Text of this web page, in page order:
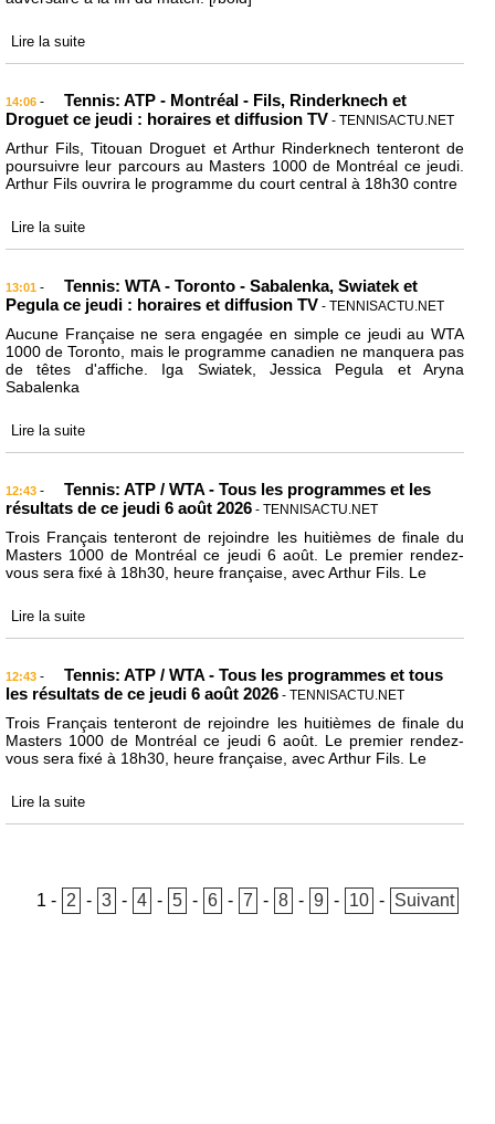
Lire la suite
14:06 -
Tennis: ATP - Montréal - Fils, Rinderknech et
Droguet ce jeudi : horaires et diffusion TV - TENNISACTU.NET
Arthur Fils, Titouan Droguet et Arthur Rinderknech tenteront de
poursuivre leur parcours au Masters 1000 de Montréal ce jeudi.
Arthur Fils ouvrira le programme du court central à 18h30 contre
Lire la suite
13:01 -
Tennis: WTA - Toronto - Sabalenka, Swiatek et
Pegula ce jeudi : horaires et diffusion TV - TENNISACTU.NET
Aucune Française ne sera engagée en simple ce jeudi au WTA
1000 de Toronto, mais le programme canadien ne manquera pas
de têtes d'affiche. Iga Swiatek, Jessica Pegula et Aryna
Sabalenka
Lire la suite
12:43 -
Tennis: ATP / WTA - Tous les programmes et les
résultats de ce jeudi 6 août 2026 - TENNISACTU.NET
Trois Français tenteront de rejoindre les huitièmes de finale du
Masters 1000 de Montréal ce jeudi 6 août. Le premier rendez-
vous sera fixé à 18h30, heure française, avec Arthur Fils. Le
Lire la suite
12:43 -
Tennis: ATP / WTA - Tous les programmes et tous
les résultats de ce jeudi 6 août 2026 - TENNISACTU.NET
Trois Français tenteront de rejoindre les huitièmes de finale du
Masters 1000 de Montréal ce jeudi 6 août. Le premier rendez-
vous sera fixé à 18h30, heure française, avec Arthur Fils. Le
Lire la suite
1 - 2 - 3 - 4 - 5 - 6 - 7 - 8 - 9 - 10 - Suivant